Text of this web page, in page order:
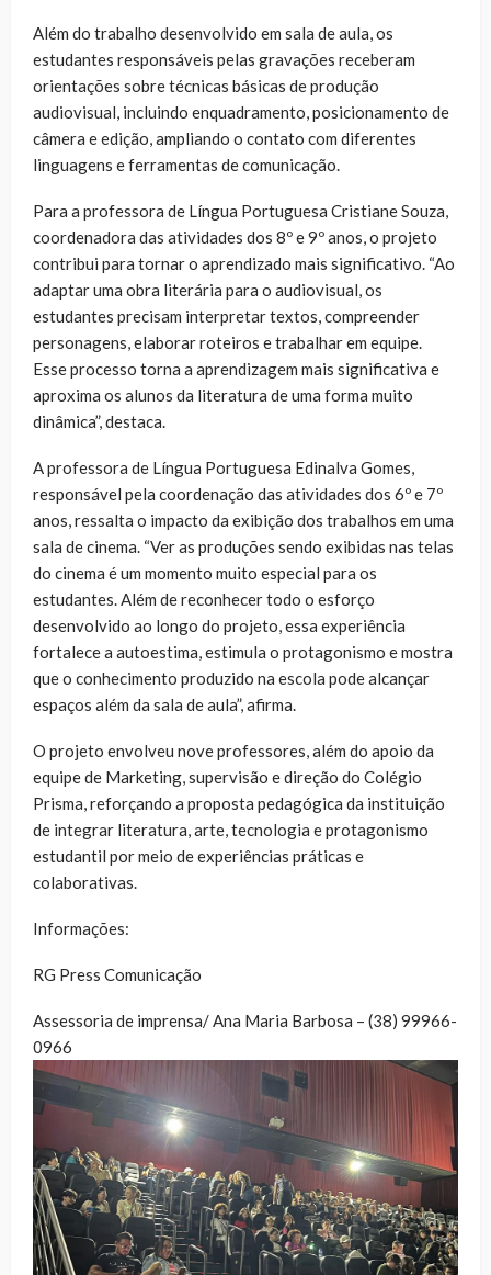
Além do trabalho desenvolvido em sala de aula, os
estudantes responsáveis pelas gravações receberam
orientações sobre técnicas básicas de produção
audiovisual, incluindo enquadramento, posicionamento de
câmera e edição, ampliando o contato com diferentes
linguagens e ferramentas de comunicação.
Para a professora de Língua Portuguesa Cristiane Souza,
coordenadora das atividades dos 8º e 9º anos, o projeto
contribui para tornar o aprendizado mais significativo. “Ao
adaptar uma obra literária para o audiovisual, os
estudantes precisam interpretar textos, compreender
personagens, elaborar roteiros e trabalhar em equipe.
Esse processo torna a aprendizagem mais significativa e
aproxima os alunos da literatura de uma forma muito
dinâmica”, destaca.
A professora de Língua Portuguesa Edinalva Gomes,
responsável pela coordenação das atividades dos 6º e 7º
anos, ressalta o impacto da exibição dos trabalhos em uma
sala de cinema. “Ver as produções sendo exibidas nas telas
do cinema é um momento muito especial para os
estudantes. Além de reconhecer todo o esforço
desenvolvido ao longo do projeto, essa experiência
fortalece a autoestima, estimula o protagonismo e mostra
que o conhecimento produzido na escola pode alcançar
espaços além da sala de aula”, afirma.
O projeto envolveu nove professores, além do apoio da
equipe de Marketing, supervisão e direção do Colégio
Prisma, reforçando a proposta pedagógica da instituição
de integrar literatura, arte, tecnologia e protagonismo
estudantil por meio de experiências práticas e
colaborativas.
Informações:
RG Press Comunicação
Assessoria de imprensa/ Ana Maria Barbosa – (38) 99966-
0966